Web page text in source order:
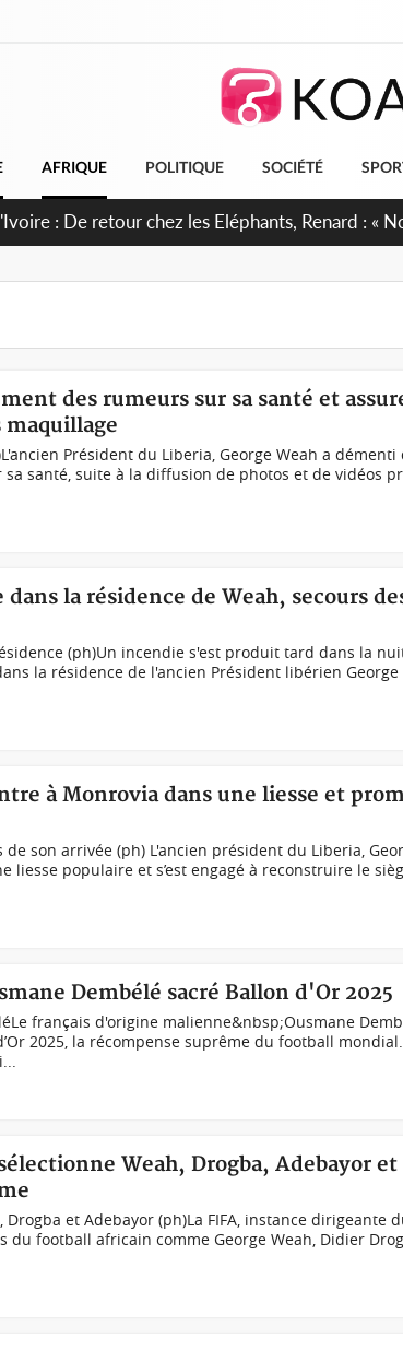
AFRIQUE POLITIQUE SOCIÉTÉ
: 66e anniversaire de l'Indépendance, les
des rumeurs sur sa santé et
Président du Liberia, George Weah a
sa santé, suite à la diffusion de photos et de vidéos
la résidence de Weah, secours
(ph)Un incendie s'est produit tard dans la
la résidence de l'ancien Président libérien
à Monrovia dans une liesse et
de son arrivée (ph) L'ancien président du Liberia,
liesse populaire et s’est engagé à reconstruire le
Dembélé sacré Ballon d'Or 2025
français d'origine malienne&nbsp;Ousmane
2025, la récompense suprême du football
Weah, Drogba, Adebayor et
Drogba et Adebayor (ph)La FIFA, instance dirigeante
du football africain comme George Weah, Didier